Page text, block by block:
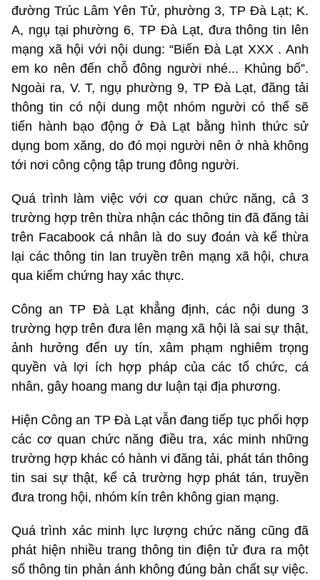
đường Trúc Lâm Yên Tử, phường 3, TP Đà Lạt; K.
A, ngụ tại phường 6, TP Đà Lạt, đưa thông tin lên
mạng xã hội với nội dung: “Biến Đà Lạt XXX . Anh
em ko nên đến chỗ đông người nhé... Khủng bố”.
Ngoài ra, V. T, ngụ phường 9, TP Đà Lạt, đăng tải
thông tin có nội dung một nhóm người có thể sẽ
tiến hành bạo động ở Đà Lạt bằng hình thức sử
dụng bom xăng, do đó mọi người nên ở nhà không
tới nơi công cộng tập trung đông người.
Quá trình làm việc với cơ quan chức năng, cả 3
trường hợp trên thừa nhận các thông tin đã đăng tải
trên Facabook cá nhân là do suy đoán và kế thừa
lại các thông tin lan truyền trên mạng xã hội, chưa
qua kiểm chứng hay xác thực.
Công an TP Đà Lạt khẳng định, các nội dung 3
trường hợp trên đưa lên mạng xã hội là sai sự thật,
ảnh hưởng đến uy tín, xâm phạm nghiêm trọng
quyền và lợi ích hợp pháp của các tổ chức, cá
nhân, gây hoang mang dư luận tại địa phương.
Hiện Công an TP Đà Lạt vẫn đang tiếp tục phối hợp
các cơ quan chức năng điều tra, xác minh những
trường hợp khác có hành vi đăng tải, phát tán thông
tin sai sự thật, kể cả trường hợp phát tán, truyền
đưa trong hội, nhóm kín trên không gian mạng.
Quá trình xác minh lực lượng chức năng cũng đã
phát hiện nhiều trang thông tin điện tử đưa ra một
số thông tin phản ánh không đúng bản chất sự việc.